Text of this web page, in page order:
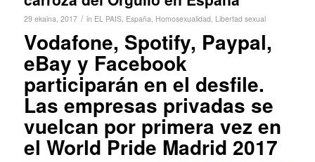
29 ekaina, 2017 / in EL PAIS, España, Homosexualidad, Libertad sexual
Vodafone, Spotify, Paypal,
eBay y Facebook
participarán en el desfile.
Las empresas privadas se
vuelcan por primera vez en
el World Pride Madrid 2017